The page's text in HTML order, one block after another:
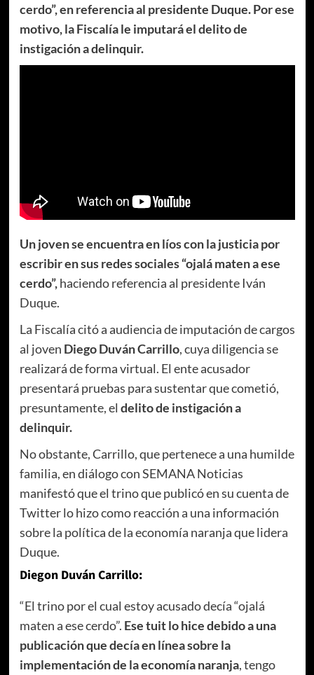
cerdo”, en referencia al presidente Duque. Por ese
motivo, la Fiscalía le imputará el delito de
instigación a delinquir.
Un joven se encuentra en líos con la justicia por
escribir en sus redes sociales “ojalá maten a ese
cerdo”,haciendo referencia al presidente Iván
Duque.
La Fiscalía citó a audiencia de imputación de cargos
al joven Diego Duván Carrillo, cuya diligencia se
realizará de forma virtual. El ente acusador
presentará pruebas para sustentar que cometió,
presuntamente, el delito de instigación a
delinquir.
No obstante, Carrillo, que pertenece a una humilde
familia, en diálogo con SEMANA Noticias
manifestó que el trino que publicó en su cuenta de
Twitter lo hizo como reacción a una información
sobre la política de la economía naranja que lidera
Duque.
Diegon Duván Carrillo:
“El trino por el cual estoy acusado decía “ojalá
maten a ese cerdo”. Ese tuit lo hice debido a una
publicación que decía en línea sobre la
implementación de la economía naranja, tengo